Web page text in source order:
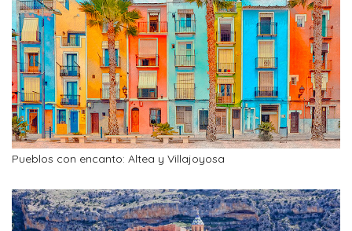
Pueblos con encanto: Altea y Villajoyosa